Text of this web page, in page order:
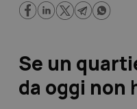
Se un
da oggi non